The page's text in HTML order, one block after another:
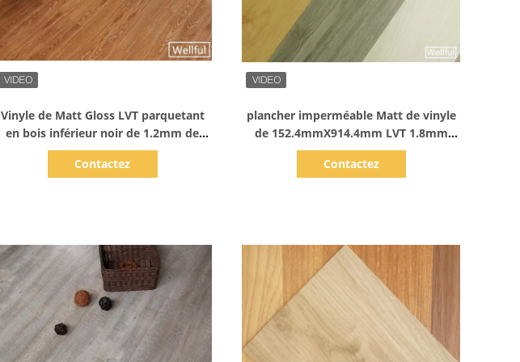
Vinyle de Matt Gloss LVT parquetant
en bois inférieur noir de 1.2mm de
relief
Contactez
plancher imperméable Matt de vinyle
de 152.4mmX914.4mm LVT 1.8mm
0.07mm
Contactez